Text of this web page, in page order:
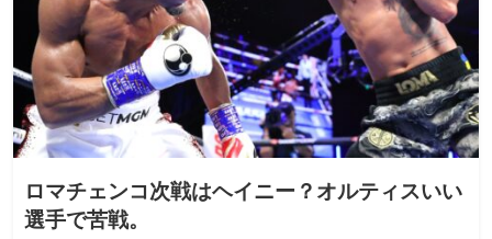
ロマチェンコ次戦はヘイニー？オルティスいい
選手で苦戦。